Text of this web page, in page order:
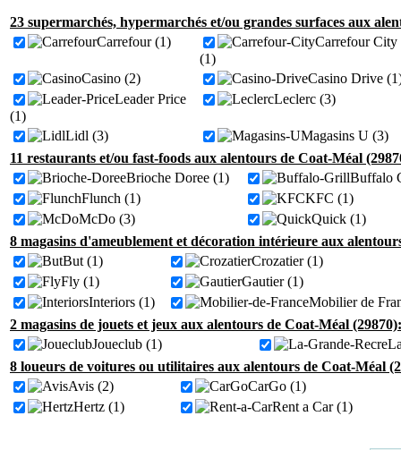
23 supermarchés, hypermarchés et/ou grandes surfaces aux
Carrefour (1)
Carrefour City
(1)
Casino (2)
Casino Drive
Leader Price
(1)
Leclerc (3)
Lidl (3)
Magasins U (3)
11 restaurants et/ou fast-foods aux alentours de Coat-Méal
Brioche Doree (1)
Buffalo
Flunch (1)
KFC (1)
McDo (3)
Quick (1)
8 magasins d'ameublement et décoration intérieure aux
But (1)
Crozatier (1)
Fly (1)
Gautier (1)
Interiors (1)
Mobilier de
2 magasins de jouets et jeux aux alentours de Coat-Méal (29870):
Joueclub (1)
8 loueurs de voitures ou utilitaires aux alentours de Coat-Méal
Avis (2)
CarGo (1)
Hertz (1)
Rent a Car (1)